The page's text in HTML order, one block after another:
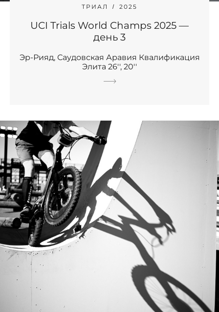
ТРИАЛ 2025
UCI Trials World Champs 2025 —
день 3
Эр-Рияд, Саудовская Аравия Квалификация
Элита 26'', 20''